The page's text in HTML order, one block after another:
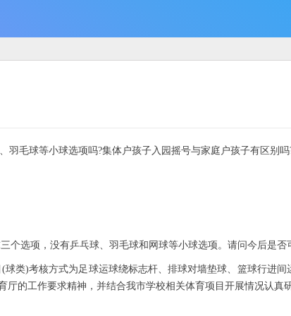
羽毛球等小球选项吗?集体户孩子入园摇号与家庭户孩子有区别
个选项，没有乒乓球、羽毛球和网球等小球选项。请问今后是否
类)考核方式为足球运球绕标志杆、排球对墙垫球、篮球行进
的工作要求精神，并结合我市学校相关体育项目开展情况认真研